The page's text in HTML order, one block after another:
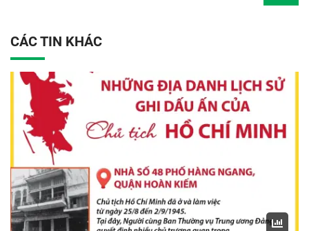
CÁC TIN KHÁC